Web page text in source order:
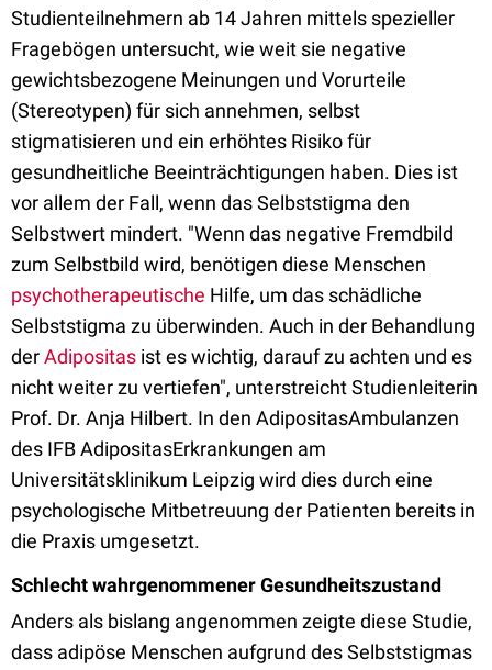
Studienteilnehmern ab 14 Jahren mittels spezieller
Fragebögen untersucht, wie weit sie negative
gewichtsbezogene Meinungen und Vorurteile
(Stereotypen) für sich annehmen, selbst
stigmatisieren und ein erhöhtes Risiko für
gesundheitliche Beeinträchtigungen haben. Dies ist
vor allem der Fall, wenn das Selbststigma den
Selbstwert mindert. "Wenn das negative Fremdbild
zum Selbstbild wird, benötigen diese Menschen
psychotherapeutische Hilfe, um das schädliche
Selbststigma zu überwinden. Auch in der Behandlung
derAdipositas ist es wichtig, darauf zu achten und es
nicht weiter zu vertiefen", unterstreicht Studienleiterin
Prof. Dr. Anja Hilbert. In den AdipositasAmbulanzen
des IFB AdipositasErkrankungen am
Universitätsklinikum Leipzig wird dies durch eine
psychologische Mitbetreuung der Patienten bereits in
die Praxis umgesetzt.
Schlecht wahrgenommener Gesundheitszustand
Anders als bislang angenommen zeigte diese Studie,
dass adipöse Menschen aufgrund des Selbststigmas